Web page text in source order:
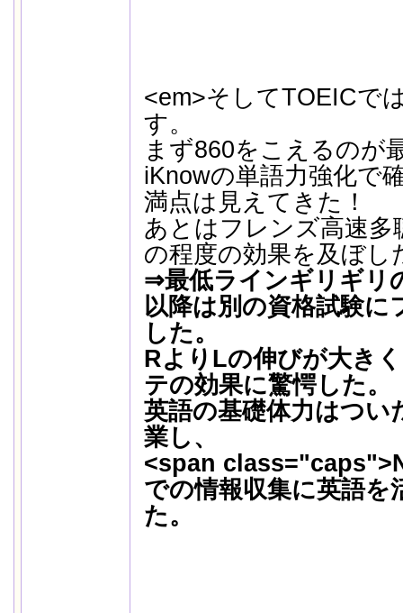
<em>そしてTOEICで
す。
まず860をこえるのが
iKnowの単語力強化で
満点は見えてきた！
あとはフレンズ高速
の程度の効果を及ぼし
⇒最低ラインギリギリ
以降は別の資格試験に
した。
RよりLの伸びが大き
テの効果に驚愕した。
英語の基礎体力はつい
業し、
<span
での情報収集に英語を
た。